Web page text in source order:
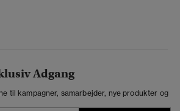
Adgang
til kampagner, samarbejder, nye produkter og